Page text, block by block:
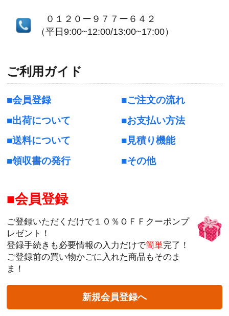
０１２０ー９７７ー６４２
（平日9:00~12:00/13:00~17:00）
ご利用ガイド
会員登録
ご注文の流れ
出荷について
お支払い方法
送料について
見積り機能
領収書の発行
その他
会員登録
ご登録いただくだけで１０％ＯＦＦクーポンプ
レゼント！
登録手続きも必要情報の入力だけで簡単完了！
ご登録前の買い物かごに入れた商品もそのま
ま！
新規会員登録へ